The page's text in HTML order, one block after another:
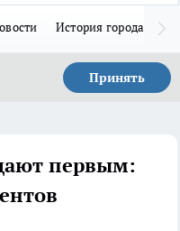
История города Н
Принять
первым: